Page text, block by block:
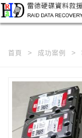
/**/
首頁 成功案例